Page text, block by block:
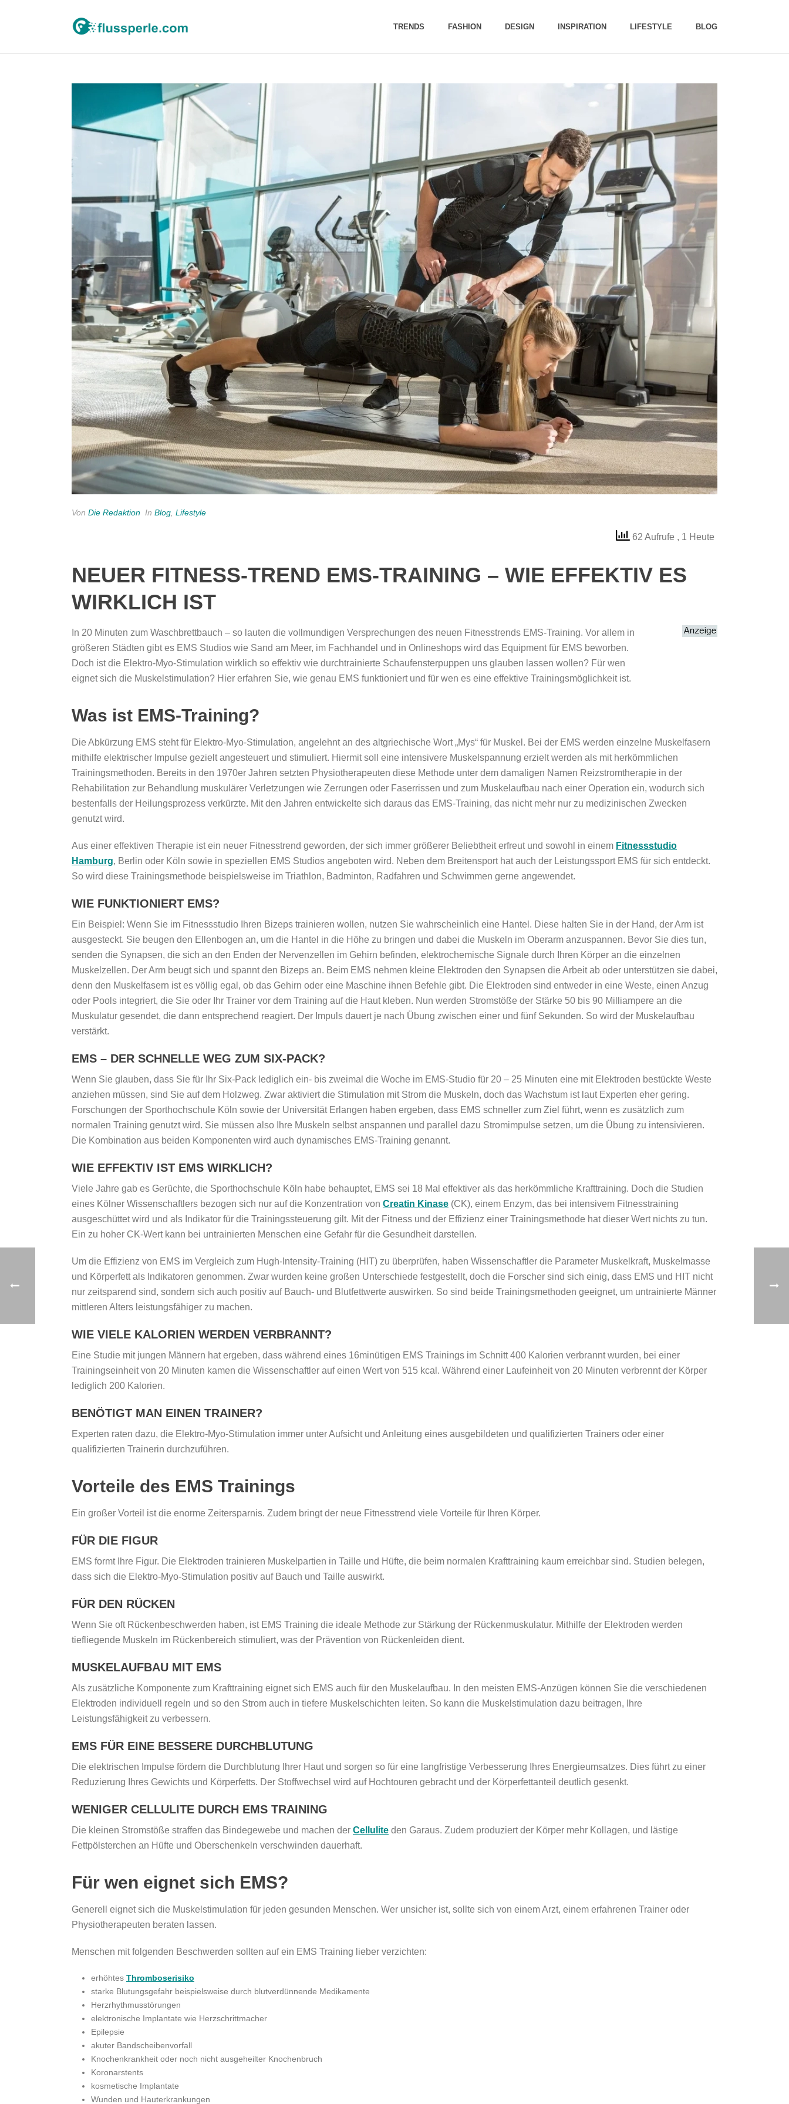
TRENDS FASHION DESIGN INSPIRATION LIFESTYLE BLOG
Von Die Redaktion In Blog Lifestyle
62 Aufrufe , 1 Heute
NEUER FITNESS-TREND EMS-TRAINING – WIE EFFEKTIV ES
WIRKLICH IST
In 20 Minuten zum Waschbrettbauch – so lauten die vollmundigen Versprechungen des neuen Fitnesstrends EMS-Training. Vor allem in
größeren Städten gibt es EMS Studios wie Sand am Meer, im Fachhandel und in Onlineshops wird das Equipment für EMS beworben.
Doch ist die Elektro-Myo-Stimulation wirklich so effektiv wie durchtrainierte Schaufensterpuppen uns glauben lassen wollen? Für wen
eignet sich die Muskelstimulation? Hier erfahren Sie, wie genau EMS funktioniert und für wen es eine effektive Trainingsmöglichkeit ist.
Was ist EMS-Training?
Die Abkürzung EMS steht für Elektro-Myo-Stimulation, angelehnt an des altgriechische Wort „Mys“ für Muskel. Bei der EMS werden einzelne Muskelfasern
mithilfe elektrischer Impulse gezielt angesteuert und stimuliert. Hiermit soll eine intensivere Muskelspannung erzielt werden als mit herkömmlichen
Trainingsmethoden. Bereits in den 1970er Jahren setzten Physiotherapeuten diese Methode unter dem damaligen Namen Reizstromtherapie in der
Rehabilitation zur Behandlung muskulärer Verletzungen wie Zerrungen oder Faserrissen und zum Muskelaufbau nach einer Operation ein, wodurch sich
bestenfalls der Heilungsprozess verkürzte. Mit den Jahren entwickelte sich daraus das EMS-Training, das nicht mehr nur zu medizinischen Zwecken
genutzt wird.
Aus einer effektiven Therapie ist ein neuer Fitnesstrend geworden, der sich immer größerer Beliebtheit erfreut und sowohl in einem Fitnessstudio
Hamburg, Berlin oder Köln sowie in speziellen EMS Studios angeboten wird. Neben dem Breitensport hat auch der Leistungssport EMS für sich entdeckt.
So wird diese Trainingsmethode beispielsweise im Triathlon, Badminton, Radfahren und Schwimmen gerne angewendet.
WIE FUNKTIONIERT EMS?
Ein Beispiel: Wenn Sie im Fitnessstudio Ihren Bizeps trainieren wollen, nutzen Sie wahrscheinlich eine Hantel. Diese halten Sie in der Hand, der Arm ist
ausgesteckt. Sie beugen den Ellenbogen an, um die Hantel in die Höhe zu bringen und dabei die Muskeln im Oberarm anzuspannen. Bevor Sie dies tun,
senden die Synapsen, die sich an den Enden der Nervenzellen im Gehirn befinden, elektrochemische Signale durch Ihren Körper an die einzelnen
Muskelzellen. Der Arm beugt sich und spannt den Bizeps an. Beim EMS nehmen kleine Elektroden den Synapsen die Arbeit ab oder unterstützen sie dabei,
denn den Muskelfasern ist es völlig egal, ob das Gehirn oder eine Maschine ihnen Befehle gibt. Die Elektroden sind entweder in eine Weste, einen Anzug
oder Pools integriert, die Sie oder Ihr Trainer vor dem Training auf die Haut kleben. Nun werden Stromstöße der Stärke 50 bis 90 Milliampere an die
Muskulatur gesendet, die dann entsprechend reagiert. Der Impuls dauert je nach Übung zwischen einer und fünf Sekunden. So wird der Muskelaufbau
verstärkt.
EMS – DER SCHNELLE WEG ZUM SIX-PACK?
Wenn Sie glauben, dass Sie für Ihr Six-Pack lediglich ein- bis zweimal die Woche im EMS-Studio für 20 – 25 Minuten eine mit Elektroden bestückte Weste
anziehen müssen, sind Sie auf dem Holzweg. Zwar aktiviert die Stimulation mit Strom die Muskeln, doch das Wachstum ist laut Experten eher gering.
Forschungen der Sporthochschule Köln sowie der Universität Erlangen haben ergeben, dass EMS schneller zum Ziel führt, wenn es zusätzlich zum
normalen Training genutzt wird. Sie müssen also Ihre Muskeln selbst anspannen und parallel dazu Stromimpulse setzen, um die Übung zu intensivieren.
Die Kombination aus beiden Komponenten wird auch dynamisches EMS-Training genannt.
WIE EFFEKTIV IST EMS WIRKLICH?
Viele Jahre gab es Gerüchte, die Sporthochschule Köln habe behauptet, EMS sei 18 Mal effektiver als das herkömmliche Krafttraining. Doch die Studien
eines Kölner Wissenschaftlers bezogen sich nur auf die Konzentration von Creatin Kinase (CK), einem Enzym, das bei intensivem Fitnesstraining
ausgeschüttet wird und als Indikator für die Trainingssteuerung gilt. Mit der Fitness und der Effizienz einer Trainingsmethode hat dieser Wert nichts zu tun.
Ein zu hoher CK-Wert kann bei untrainierten Menschen eine Gefahr für die Gesundheit darstellen.
Um die Effizienz von EMS im Vergleich zum Hugh-Intensity-Training (HIT) zu überprüfen, haben Wissenschaftler die Parameter Muskelkraft, Muskelmasse
und Körperfett als Indikatoren genommen. Zwar wurden keine großen Unterschiede festgestellt, doch die Forscher sind sich einig, dass EMS und HIT nicht
nur zeitsparend sind, sondern sich auch positiv auf Bauch- und Blutfettwerte auswirken. So sind beide Trainingsmethoden geeignet, um untrainierte Männer
mittleren Alters leistungsfähiger zu machen.
WIE VIELE KALORIEN WERDEN VERBRANNT?
Eine Studie mit jungen Männern hat ergeben, dass während eines 16minütigen EMS Trainings im Schnitt 400 Kalorien verbrannt wurden, bei einer
Trainingseinheit von 20 Minuten kamen die Wissenschaftler auf einen Wert von 515 kcal. Während einer Laufeinheit von 20 Minuten verbrennt der Körper
lediglich 200 Kalorien.
BENÖTIGT MAN EINEN TRAINER?
Experten raten dazu, die Elektro-Myo-Stimulation immer unter Aufsicht und Anleitung eines ausgebildeten und qualifizierten Trainers oder einer
qualifizierten Trainerin durchzuführen.
Vorteile des EMS Trainings
Ein großer Vorteil ist die enorme Zeitersparnis. Zudem bringt der neue Fitnesstrend viele Vorteile für Ihren Körper.
FÜR DIE FIGUR
EMS formt Ihre Figur. Die Elektroden trainieren Muskelpartien in Taille und Hüfte, die beim normalen Krafttraining kaum erreichbar sind. Studien belegen,
dass sich die Elektro-Myo-Stimulation positiv auf Bauch und Taille auswirkt.
FÜR DEN RÜCKEN
Wenn Sie oft Rückenbeschwerden haben, ist EMS Training die ideale Methode zur Stärkung der Rückenmuskulatur. Mithilfe der Elektroden werden
tiefliegende Muskeln im Rückenbereich stimuliert, was der Prävention von Rückenleiden dient.
MUSKELAUFBAU MIT EMS
Als zusätzliche Komponente zum Krafttraining eignet sich EMS auch für den Muskelaufbau. In den meisten EMS-Anzügen können Sie die verschiedenen
Elektroden individuell regeln und so den Strom auch in tiefere Muskelschichten leiten. So kann die Muskelstimulation dazu beitragen, Ihre
Leistungsfähigkeit zu verbessern.
EMS FÜR EINE BESSERE DURCHBLUTUNG
Die elektrischen Impulse fördern die Durchblutung Ihrer Haut und sorgen so für eine langfristige Verbesserung Ihres Energieumsatzes. Dies führt zu einer
Reduzierung Ihres Gewichts und Körperfetts. Der Stoffwechsel wird auf Hochtouren gebracht und der Körperfettanteil deutlich gesenkt.
WENIGER CELLULITE DURCH EMS TRAINING
Die kleinen Stromstöße straffen das Bindegewebe und machen der Cellulite den Garaus. Zudem produziert der Körper mehr Kollagen, und lästige
Fettpölsterchen an Hüfte und Oberschenkeln verschwinden dauerhaft.
Für wen eignet sich EMS?
Generell eignet sich die Muskelstimulation für jeden gesunden Menschen. Wer unsicher ist, sollte sich von einem Arzt, einem erfahrenen Trainer oder
Physiotherapeuten beraten lassen.
Menschen mit folgenden Beschwerden sollten auf ein EMS Training lieber verzichten:
erhöhtes Thromboserisiko
starke Blutungsgefahr beispielsweise durch blutverdünnende Medikamente
Herzrhythmusstörungen
elektronische Implantate wie Herzschrittmacher
Epilepsie
akuter Bandscheibenvorfall
Knochenkrankheit oder noch nicht ausgeheilter Knochenbruch
Koronarstents
kosmetische Implantate
Wunden und Hauterkrankungen